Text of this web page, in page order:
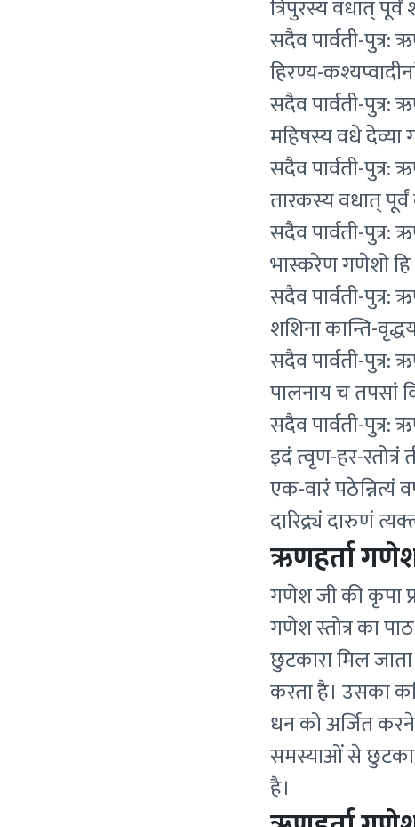
त्रिपुरस्य वधात्
सदैव पार्वती-
हिरण्य-
सदैव पार्वती-
महिषस्य वधे देव्या
सदैव पार्वती-
तारकस्य वधात्
सदैव पार्वती-
भास्करेण गणेशो हि
सदैव पार्वती-
शशिना कान्ति-
सदैव पार्वती-
पालनाय च तपसां
सदैव पार्वती-
इदं त्वृण-हर-स्तोत्रं
एक-वारं पठेन्नित्यं
दारिद्र्यं दारुणं
ऋणहर्ता गणेश
गणेश जी की कृपा
गणेश स्तोत्र का
छुटकारा मिल
करता है। उसका
धन को अर्जित
समस्याओं से
है।